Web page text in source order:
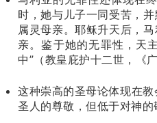
时，她与儿子一同受苦，
属灵母亲。耶稣升天后，
亲。鉴于她的无罪性，天
中”（教皇庇护十二世，《
这种崇高的圣母论体现在
圣人的尊敬，但低于对神